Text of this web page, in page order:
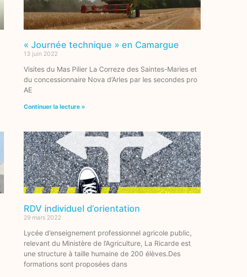
« Journée technique » en Camargue
13 juin 2022
Visites du Mas Pilier La Correze des Saintes-Maries et
du concessionnaire Nova d’Arles par les secondes pro
AE
Continuer la lecture »
RDV individuel d’orientation
29 mars 2022
Lycée d’enseignement professionnel agricole public,
relevant du Ministère de l’Agriculture, La Ricarde est
une structure à taille humaine de 200 élèves.Des
formations sont proposées dans